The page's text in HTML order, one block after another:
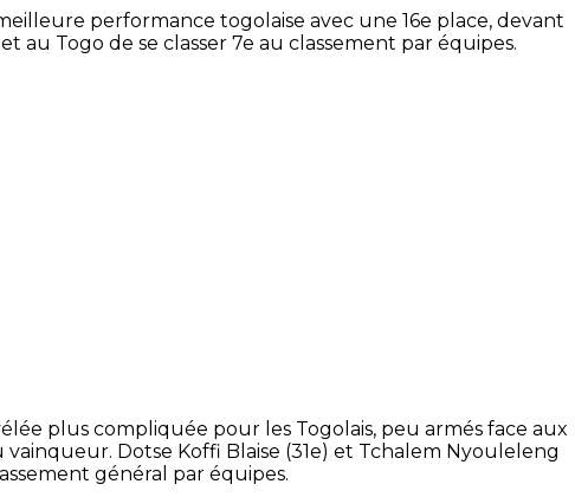
performance togolaise avec une 16e place, devant
au Togo de se classer 7e au classement par équipes.
plus compliquée pour les Togolais, peu armés face aux
Dotse Koffi Blaise (31e) et Tchalem Nyouleleng
général par équipes.